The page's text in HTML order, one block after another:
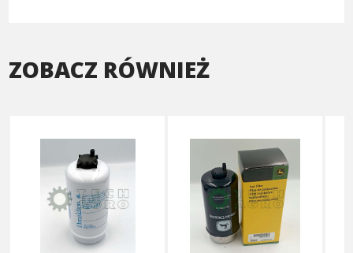
ZOBACZ RÓWNIEŻ